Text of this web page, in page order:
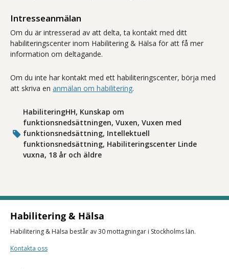
Intresseanmälan
Om du är intresserad av att delta, ta kontakt med ditt
habiliteringscenter inom Habilitering & Hälsa för att få mer
information om deltagande.
Om du inte har kontakt med ett habiliteringscenter, börja med
att skriva en anmälan om habilitering.
HabiliteringHH, Kunskap om
funktionsnedsättningen, Vuxen, Vuxen med
funktionsnedsättning, Intellektuell
funktionsnedsättning, Habiliteringscenter Linde
vuxna, 18 år och äldre
Habilitering & Hälsa
Habilitering & Hälsa består av 30 mottagningar i Stockholms län.
Kontakta oss